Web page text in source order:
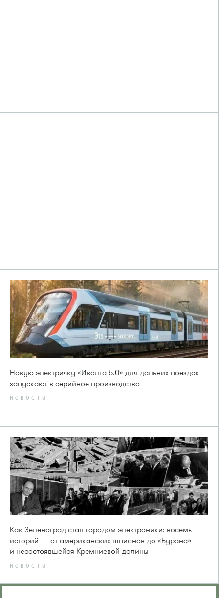
Новую электричку «Иволга 5.0» для дальних поездок
запускают в серийное производство
НОВОСТИ
Как Зеленоград стал городом электроники: восемь
историй — от американских шпионов до «Бурана»
и несостоявшейся Кремниевой долины
НОВОСТИ